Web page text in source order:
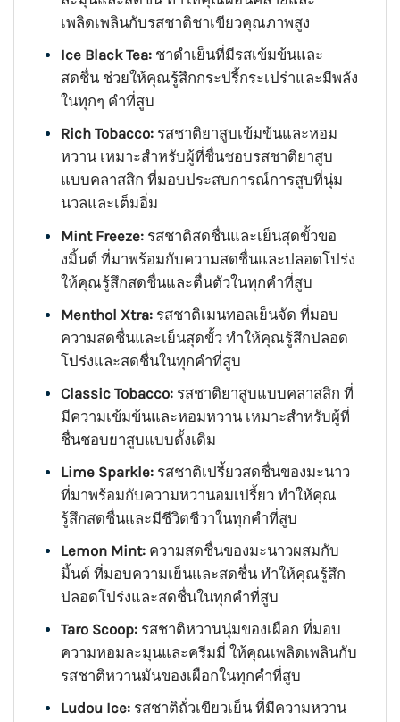
เพลิดเพลินกับรสชาติชาเขียวคุณภาพสูง
Ice Black Tea:ชาดำเย็นที่มีรสเข้มข้นและ
สดชื่น ช่วยให้คุณรู้สึกกระปรี้กระเปร่าและมีพลัง
ในทุกๆ คำที่สูบ
Rich Tobacco:รสชาติยาสูบเข้มข้นและหอม
หวาน เหมาะสำหรับผู้ที่ชื่นชอบรสชาติยาสูบ
แบบคลาสสิก ที่มอบประสบการณ์การสูบที่นุ่ม
นวลและเต็มอิ่ม
Mint Freeze:รสชาติสดชื่นและเย็นสุดขั้วขอ
งมิ้นต์ ที่มาพร้อมกับความสดชื่นและปลอดโปร่ง
ให้คุณรู้สึกสดชื่นและตื่นตัวในทุกคำที่สูบ
Menthol Xtra:รสชาติเมนทอลเย็นจัด ที่มอบ
ความสดชื่นและเย็นสุดขั้ว ทำให้คุณรู้สึกปลอด
โปร่งและสดชื่นในทุกคำที่สูบ
Classic Tobacco:รสชาติยาสูบแบบคลาสสิก ที่
มีความเข้มข้นและหอมหวาน เหมาะสำหรับผู้ที่
ชื่นชอบยาสูบแบบดั้งเดิม
Lime Sparkle:รสชาติเปรี้ยวสดชื่นของมะนาว
ที่มาพร้อมกับความหวานอมเปรี้ยว ทำให้คุณ
รู้สึกสดชื่นและมีชีวิตชีวาในทุกคำที่สูบ
Lemon Mint:ความสดชื่นของมะนาวผสมกับ
มิ้นต์ ที่มอบความเย็นและสดชื่น ทำให้คุณรู้สึก
ปลอดโปร่งและสดชื่นในทุกคำที่สูบ
Taro Scoop:รสชาติหวานนุ่มของเผือก ที่มอบ
ความหอมละมุนและครีมมี่ ให้คุณเพลิดเพลินกับ
รสชาติหวานมันของเผือกในทุกคำที่สูบ
Ludou Ice:รสชาติถั่วเขียวเย็น ที่มีความหวาน